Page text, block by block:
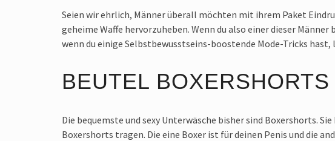
Seien wir ehrlich, Männer überall möchten mit ihrem Paket
geheime Waffe hervorzuheben. Wenn du also einer dieser
wenn du einige Selbstbewusstseins-boostende Mode-Tricks
BEUTEL BOXERSHORTS
Die bequemste und sexy Unterwäsche bisher sind Boxershorts.
Boxershorts tragen. Die eine Boxer ist für deinen Penis und die